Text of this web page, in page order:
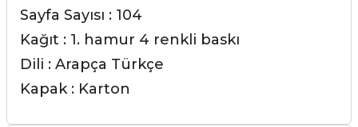
Sayfa Sayısı : 104
Kağıt : 1. hamur 4 renkli baskı
Dili : Arapça Türkçe
Kapak : Karton